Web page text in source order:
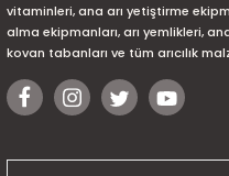
vitaminleri, ana arı yetiştirme
alma ekipmanları, arı yemlikleri,
kovan tabanları ve tüm arıcılık